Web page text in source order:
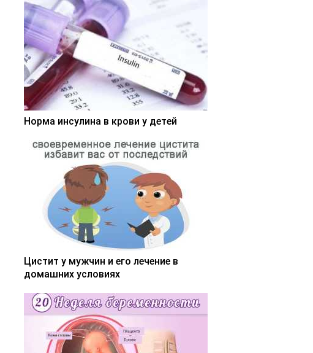
Норма инсулина в крови у детей
Цистит у мужчин и его лечение в
домашних условиях